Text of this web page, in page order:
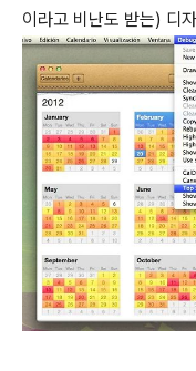
이라고 비난도 받는) 디